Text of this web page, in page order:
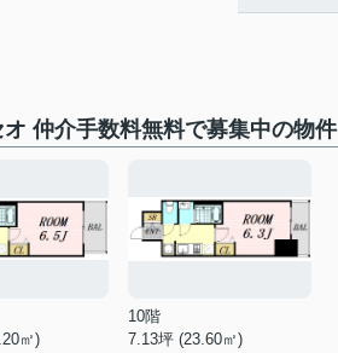
仲介手数料無料で募集中の物件
㎡)
10階
7.13坪 (23.60㎡)